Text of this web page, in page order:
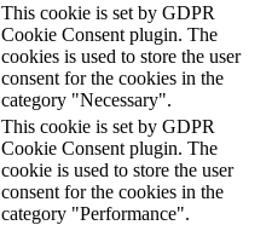
This cookie is set by GDPR
Cookie Consent plugin. The
cookies is used to store the user
consent for the cookies in the
category "Necessary".
This cookie is set by GDPR
Cookie Consent plugin. The
cookie is used to store the user
consent for the cookies in the
category "Performance".